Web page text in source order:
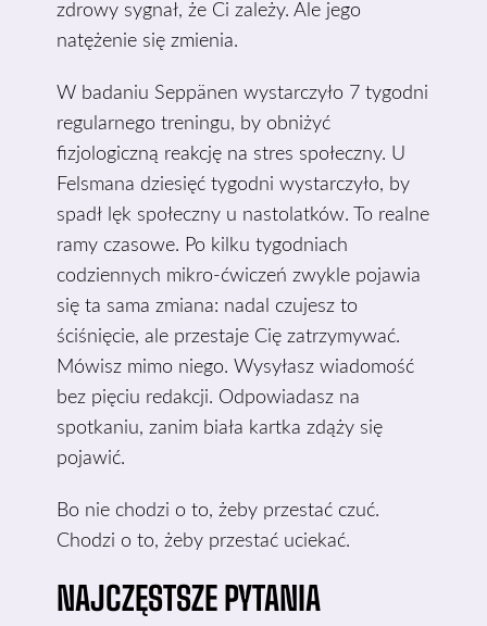
zdrowy sygnał, że Ci zależy. Ale jego
natężenie się zmienia.
W badaniu Seppänen wystarczyło 7 tygodni
regularnego treningu, by obniżyć
fizjologiczną reakcję na stres społeczny. U
Felsmana dziesięć tygodni wystarczyło, by
spadł lęk społeczny u nastolatków. To realne
ramy czasowe. Po kilku tygodniach
codziennych mikro-ćwiczeń zwykle pojawia
się ta sama zmiana: nadal czujesz to
ściśnięcie, ale przestaje Cię zatrzymywać.
Mówisz mimo niego. Wysyłasz wiadomość
bez pięciu redakcji. Odpowiadasz na
spotkaniu, zanim biała kartka zdąży się
pojawić.
Bo nie chodzi o to, żeby przestać czuć.
Chodzi o to, żeby przestać uciekać.
NAJCZĘSTSZE PYTANIA